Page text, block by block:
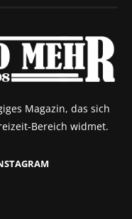
Magazin, das sich
Bereich widmet.